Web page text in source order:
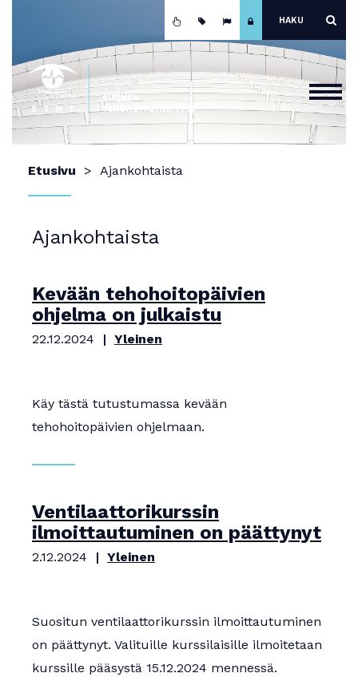
Koulutus
Jäsenyys
Mainokset ja näyttely
Teho-osastot
Etusivu Ajankohtaista
Ajankohtaista
Kevään tehohoitopäivien
ohjelma on julkaistu
22.12.2024 Yleinen
Käy tästä tutustumassa kevään
tehohoitopäivien ohjelmaan.
Ventilaattorikurssin
ilmoittautuminen on päättynyt
2.12.2024 Yleinen
Suositun ventilaattorikurssin ilmoittautuminen
on päättynyt. Valituille kurssilaisille ilmoitetaan
kurssille pääsystä 15.12.2024 mennessä.